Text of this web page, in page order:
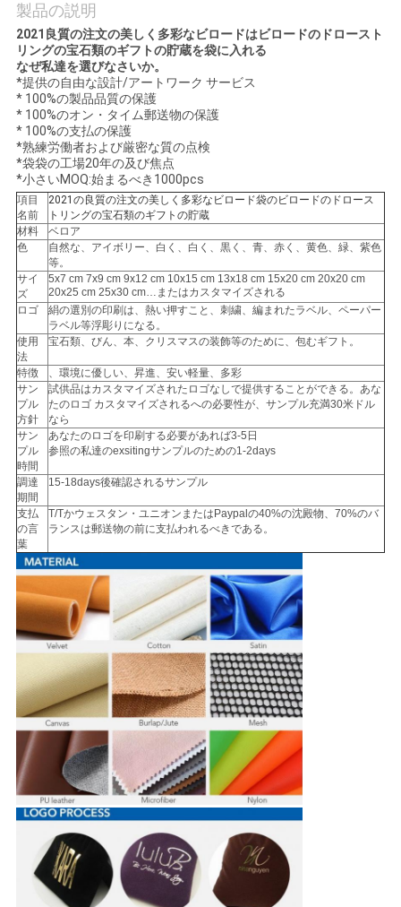
だ
さ
い
ニ
ュ
ー
ス
引
金
を
求
め
て
く
だ
さ
い
地
図
プ
製品の説明
2021良質の注文の美しく多彩なビロードはビロードのドロースト
リングの宝石類のギフトの貯蔵を袋に入れる
なぜ私達を選びなさいか。
*提供の自由な設計/アートワーク サービス
* 100%の製品品質の保護
* 100%のオン・タイム郵送物の保護
* 100%の支払の保護
*熟練労働者および厳密な質の点検
*袋袋の工場20年の及び焦点
*小さいMOQ:始まるべき1000pcs
項目
名前
2021の良質の注文の美しく多彩なビロード袋のビロードのドロース
トリングの宝石類のギフトの貯蔵
材料
ベロア
色
自然な、アイボリー、白く、白く、黒く、青、赤く、黄色、緑、紫色
等。
サイ
ズ
5x7 cm 7x9 cm 9x12 cm 10x15 cm 13x18 cm 15x20 cm 20x20 cm
20x25 cm 25x30 cm…またはカスタマイズされる
ロゴ
絹の選別の印刷は、熱い押すこと、刺繍、編まれたラベル、ペーパー
ラベル等浮彫りになる。
使用
法
宝石類、びん、本、クリスマスの装飾等のために、包むギフト。
特徴
、環境に優しい、昇進、安い軽量、多彩
サン
プル
方針
試供品はカスタマイズされたロゴなしで提供することができる。あな
たのロゴ カスタマイズされるへの必要性が、サンプル充満30米ドル
なら
サン
プル
時間
あなたのロゴを印刷する必要があれば3-5日
参照の私達のexsitingサンプルのための1-2days
調達
期間
15-18days後確認されるサンプル
支払
の言
葉
T/Tかウェスタン・ユニオンまたはPaypalの40%の沈殿物、70%のバ
ランスは郵送物の前に支払われるべきである。